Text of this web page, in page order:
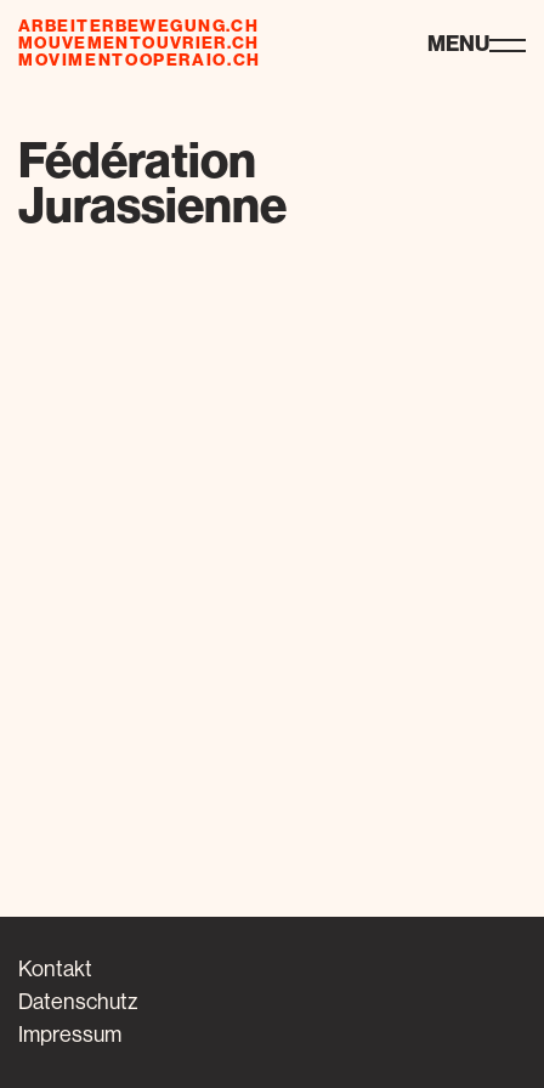
ARBEITERBEWEGUNG.CH
MOUVEMENTOUVRIER.CH
MOVIMENTOOPERAIO.CH
ressourcen MENU
Fédération
Jurassienne
Kontakt
Datenschutz
Impressum